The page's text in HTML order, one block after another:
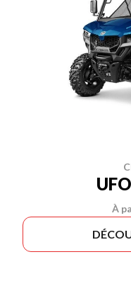
À